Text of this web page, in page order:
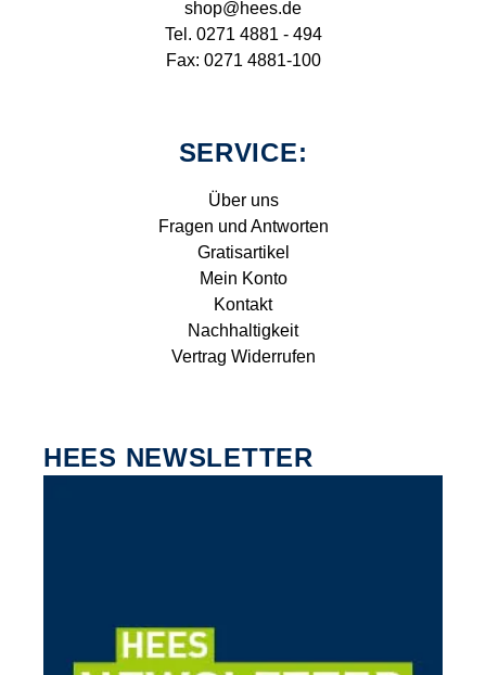
shop@hees.de
Tel. 0271 4881 - 494
Fax: 0271 4881-100
SERVICE:
Über uns
Fragen und Antworten
Gratisartikel
Mein Konto
Kontakt
Nachhaltigkeit
Vertrag Widerrufen
HEES NEWSLETTER